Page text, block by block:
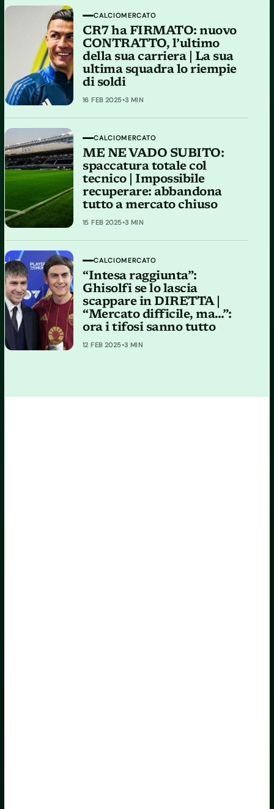
CALCIOMERCATO
CR7 ha FIRMATO: nuovo
CONTRATTO, l’ultimo
della sua carriera | La sua
ultima squadra lo riempie
di soldi
16 FEB 2025•3 MIN
CALCIOMERCATO
ME NE VADO SUBITO:
spaccatura totale col
tecnico | Impossibile
recuperare: abbandona
tutto a mercato chiuso
15 FEB 2025•3 MIN
CALCIOMERCATO
“Intesa raggiunta”:
Ghisolfi se lo lascia
scappare in DIRETTA |
“Mercato difficile, ma…”:
ora i tifosi sanno tutto
12 FEB 2025•3 MIN